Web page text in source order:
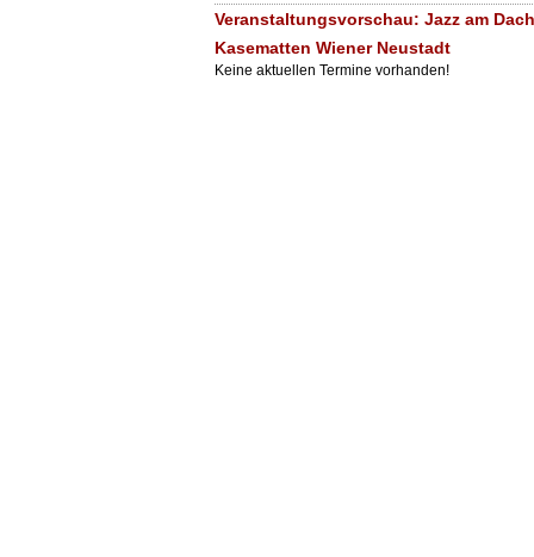
Veranstaltungsvorschau: Jazz am
Kasematten Wiener Neustadt
Keine aktuellen Termine vorhanden!